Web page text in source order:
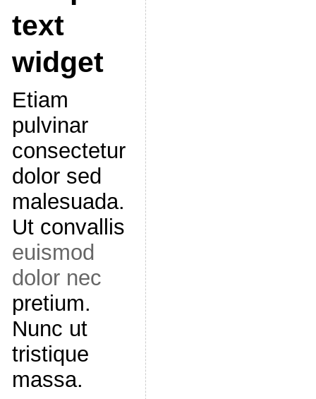
text
widget
Etiam
pulvinar
consectetur
dolor sed
malesuada.
Ut convallis
euismod
dolor nec
pretium.
Nunc ut
tristique
massa.